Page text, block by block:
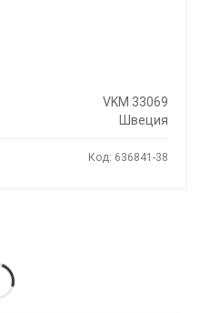
VKM 33069
Швеция
Код: 636841-38